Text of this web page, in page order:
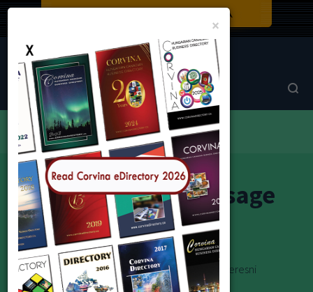
Corvina Directory Browse by category
Bakery / Food
Blue Danube Sausage House
Blue Danube Sausage
House
"Ha önnek fontos a minőség” ne mulassza el felkeresni
gyárunkat.
× Close